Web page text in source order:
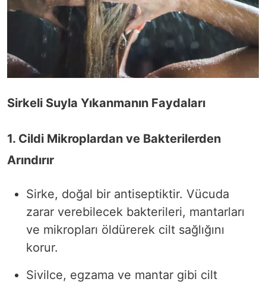
Sirkeli Suyla Yıkanmanın Faydaları
1. Cildi Mikroplardan ve Bakterilerden
Arındırır
Sirke, doğal bir antiseptiktir. Vücuda
zarar verebilecek bakterileri, mantarları
ve mikropları öldürerek cilt sağlığını
korur.
Sivilce, egzama ve mantar gibi cilt